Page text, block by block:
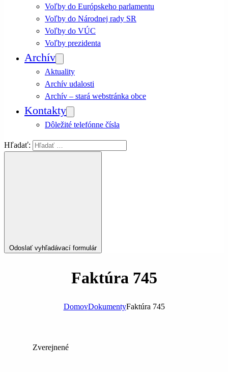
Voľby do Európskeho parlamentu
Voľby do Národnej rady SR
Voľby do VÚC
Voľby prezidenta
Archív
Aktuality
Archív udalosti
Archív – stará webstránka obce
Kontakty
Dôležité telefónne čísla
Hľadať:
Odoslať vyhľadávací formulár
Faktúra 745
DomovDokumentyFaktúra 745
Zverejnené